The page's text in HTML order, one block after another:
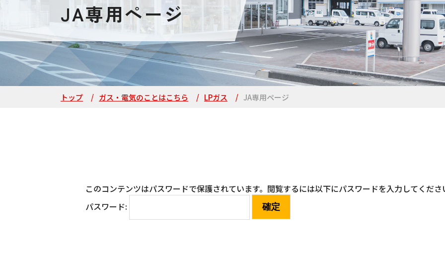
JA専用ページ
トップ ガス・電気のことはこちら LPガス JA専用ページ
このコンテンツはパスワードで保護されています。閲覧するには以下にパスワードを入力してくださ
パスワード: